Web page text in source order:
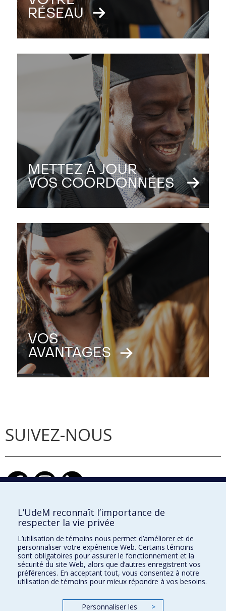
SUIVEZ-NOUS
École d'architecture
École de design
École d'urbanisme et d'architecture de paysage
L’UdeM reconnaît l’importance de
respecter la vie privée
L’utilisation de témoins nous permet d’améliorer et de
personnaliser votre expérience Web. Certains témoins
sont obligatoires pour assurer le fonctionnement et la
sécurité du site Web, alors que d’autres enregistrent vos
préférences. En acceptant tout, vous consentez à notre
utilisation de témoins pour mieux répondre à vos besoins.
Personnaliser les
>